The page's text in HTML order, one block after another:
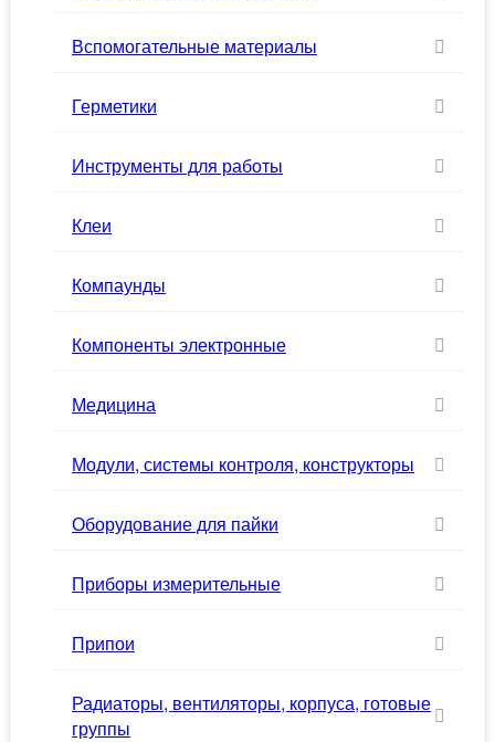
Вспомогательные материалы
Герметики
Инструменты для работы
Клеи
Компаунды
Компоненты электронные
Медицина
Модули, системы контроля, конструкторы
Оборудование для пайки
Приборы измерительные
Припои
Радиаторы, вентиляторы, корпуса, готовые
группы